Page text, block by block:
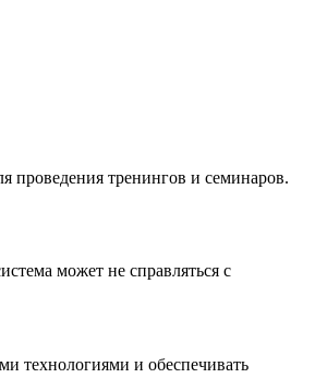
проведения тренингов и семинаров.
может не справляться с
технологиями и обеспечивать